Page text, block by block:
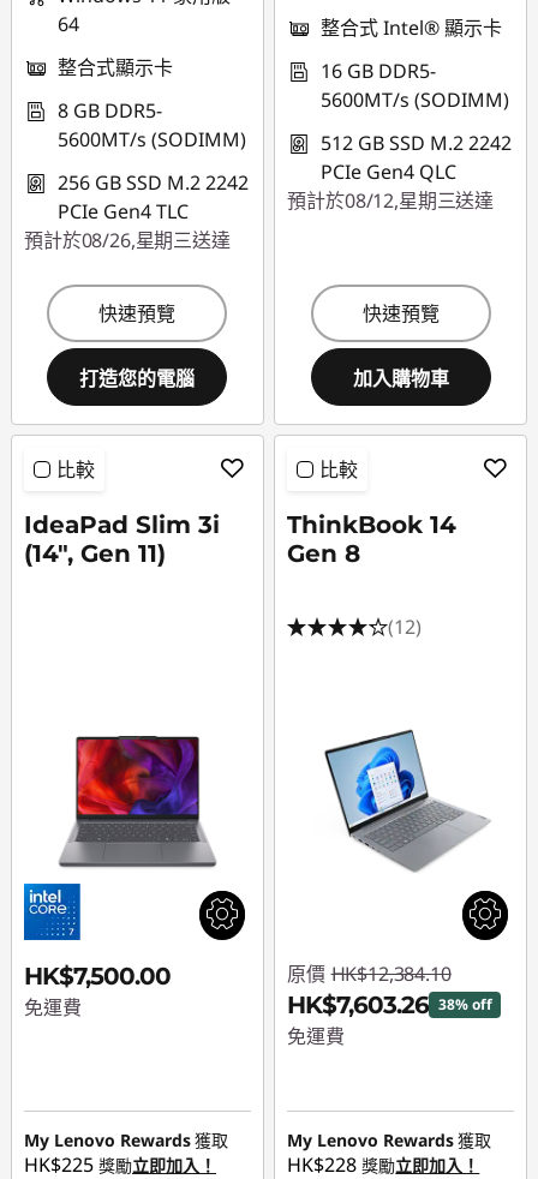
64
整合式顯示卡
8 GB DDR5-
5600MT/s (SODIMM)
256 GB SSD M.2 2242
PCIe Gen4 TLC
預計於08/26,星期三送達
快速預覽
打造您的電腦
整合式 Intel® 顯示卡
16 GB DDR5-
5600MT/s (SODIMM)
512 GB SSD M.2 2242
PCIe Gen4 QLC
預計於08/12,星期三送達
快速預覽
加入購物車
比較
IdeaPad Slim 3i
(14", Gen 11)
HK$7,500.00
免運費
My Lenovo Rewards獲取
HK$225 獎勵立即加入！
比較
ThinkBook 14
Gen 8
(12)
原價 HK$12,384.10
HK$7,603.26 38% off
免運費
My Lenovo Rewards獲取
HK$228 獎勵立即加入！